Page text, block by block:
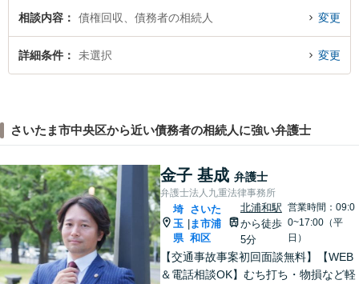
相談内容 債権回収、債務者の相続人 変更
詳細条件 未選択 変更
さいたま市中央区から近い債務者の相続人に強い弁護士
金子 基成 弁護士
弁護士法人九重法律事務所
埼
玉
県
さいた
ま市浦
和区
北浦和駅
から徒歩
5分
営業時間：09:0
0~17:00（平
日）
【交通事故事案初回面談無料】【WEB
＆電話相談OK】むち打ち・物損など軽